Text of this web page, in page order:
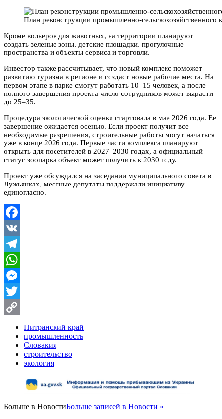
План реконструкции промышленно-
Кроме вольеров для животных, на территории планируют
создать зеленые зоны, детские площадки, прогулочные
пространства и объекты сервиса и торговли.
Инвестор также рассчитывает, что новый комплекс поможет
развитию туризма в регионе и создаст новые рабочие места. На
первом этапе в парке смогут работать 10–15 человек, а после
полного завершения проекта число сотрудников может вырасти
до 25–35.
Процедура экологической оценки стартовала в мае 2026 года. Ее
завершение ожидается осенью. Если проект получит все
необходимые разрешения, строительные работы могут начаться
уже в конце 2026 года. Первые части комплекса планируют
открыть для посетителей в 2027–2030 годах, а официальный
статус зоопарка объект может получить к 2030 году.
Проект уже обсуждался на заседании муниципального совета в
Лужьянках, местные депутаты поддержали инициативу
единогласно.
Facebook
VK
Telegram
WhatsApp
Messenger
Twitter
Link
Нитранский край
промышленность
Словакия
строительство
экология
Больше в НовостиБольше записей в Новости »